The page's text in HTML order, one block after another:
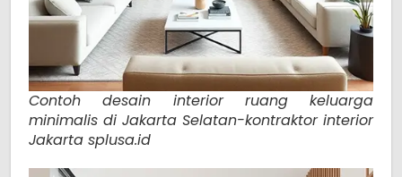
Contoh desain interior ruang keluarga
minimalis di Jakarta Selatan-kontraktor interior
Jakarta splusa.id